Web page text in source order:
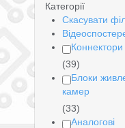
Категорії
Скасувати
Коннектори
(39)
Блоки
камер
(33)
Аналогові